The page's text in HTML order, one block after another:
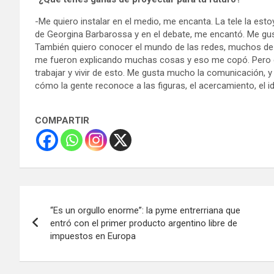
-Me quiero instalar en el medio, me encanta. La tele la
de Georgina Barbarossa y en el debate, me encantó. Me
También quiero conocer el mundo de las redes, muchos
me fueron explicando muchas cosas y eso me copó.
trabajar y vivir de esto. Me gusta mucho la comunicación,
cómo la gente reconoce a las figuras, el acercamiento, el
COMPARTIR
de
entradas
“Es un orgullo enorme”: la pyme entrerriana que
entró con el primer producto argentino libre de
impuestos en Europa